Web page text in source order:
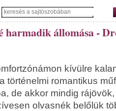
állomása -
kívülre
történelmi romantikus
de akkor mindig
olvasnék belőlük